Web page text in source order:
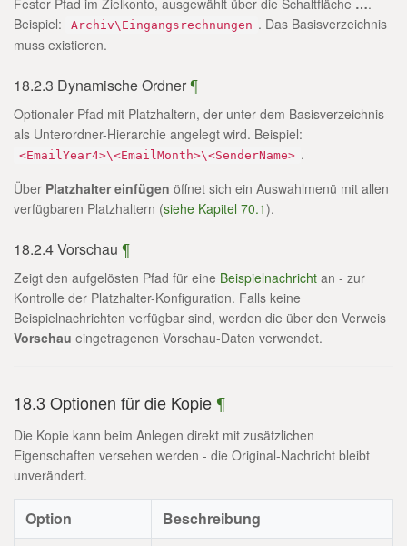
Fester Pfad im Zielkonto, ausgewählt über die Schaltfläche ….
Beispiel:
Archiv\Eingangsrechnungen . Das Basisverzeichnis
muss existieren.
18.2.3 Dynamische Ordner¶
Optionaler Pfad mit Platzhaltern, der unter dem Basisverzeichnis
als Unterordner-Hierarchie angelegt wird. Beispiel:
<EmailYear4>\<EmailMonth>\<SenderName> .
Über Platzhalter einfügen öffnet sich ein Auswahlmenü mit allen
verfügbaren Platzhaltern (siehe Kapitel 70.1).
18.2.4 Vorschau ¶
Zeigt den aufgelösten Pfad für eine Beispielnachricht an - zur
Kontrolle der Platzhalter-Konfiguration. Falls keine
Beispielnachrichten verfügbar sind, werden die über den Verweis
Vorschau eingetragenen Vorschau-Daten verwendet.
18.3 Optionen für die Kopie ¶
Die Kopie kann beim Anlegen direkt mit zusätzlichen
Eigenschaften versehen werden - die Original-Nachricht bleibt
unverändert.
Option
Beschreibung